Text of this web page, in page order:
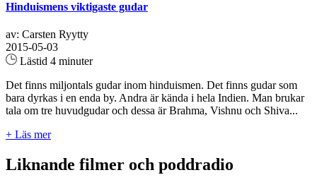
Hinduismens viktigaste gudar
av: Carsten Ryytty
2015-05-03
Lästid 4 minuter
Det finns miljontals gudar inom hinduismen. Det finns gudar som
bara dyrkas i en enda by. Andra är kända i hela Indien. Man brukar
tala om tre huvudgudar och dessa är Brahma, Vishnu och Shiva...
+ Läs mer
Liknande filmer och poddradio